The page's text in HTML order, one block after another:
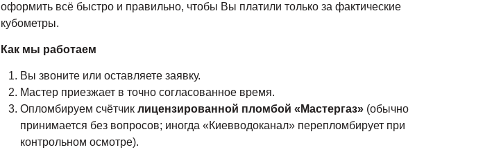
оформить всё быстро и правильно, чтобы Вы платили только за фактические
кубометры.
Как мы работаем
Вы звоните или оставляете заявку.
Мастер приезжает в точно согласованное время.
Опломбируем счётчиклицензированной пломбой «Мастергаз» (обычно
принимается без вопросов; иногда «Киевводоканал» перепломбирует при
контрольном осмотре).